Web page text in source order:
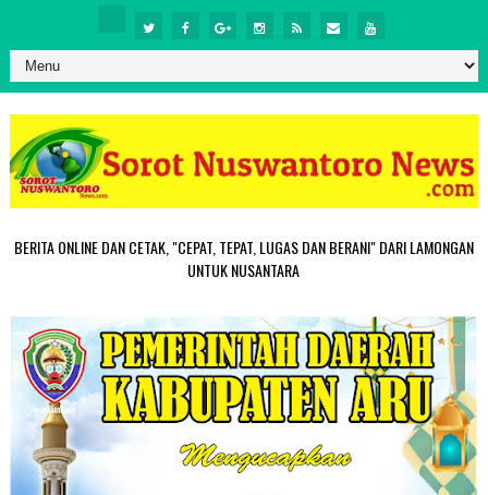
BERITA ONLINE DAN CETAK, "CEPAT, TEPAT, LUGAS DAN BERANI" DARI LAMONGAN
UNTUK NUSANTARA